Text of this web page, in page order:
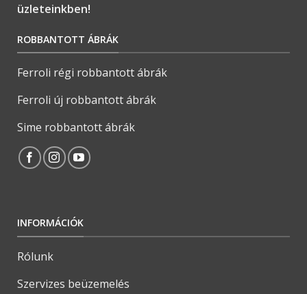
üzleteinkben!
ROBBANTOTT ÁBRÁK
Ferroli régi robbantott ábrák
Ferroli új robbantott ábrák
Sime robbantott ábrák
INFORMÁCIÓK
Rólunk
Szervizes beüzemelés